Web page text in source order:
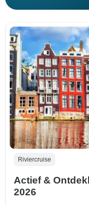
Riviercruise
Actief &
2026